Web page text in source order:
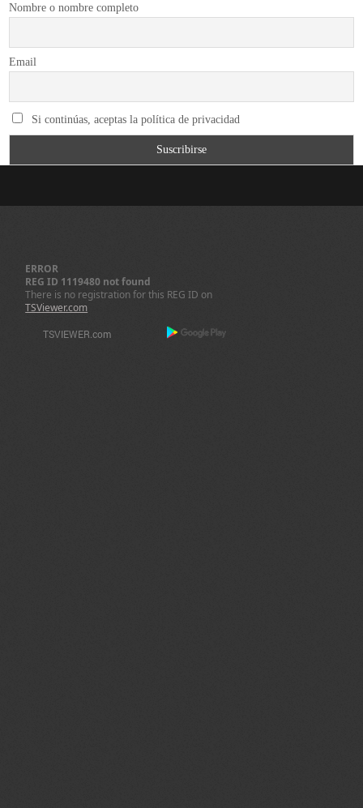
Nombre o nombre completo
Email
Si continúas, aceptas la política de privacidad
ERROR
REG ID 1119480 not found
There is no registration for this REG ID on
TSViewer.com